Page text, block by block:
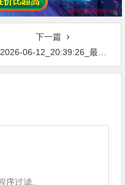
下一篇
2026-06-12_20:39:26_最新网络节点地址免费分享…不定期更新…开放免费分享（网络免费节点香港|日本|韩国|新加坡|台湾|马来西亚|…